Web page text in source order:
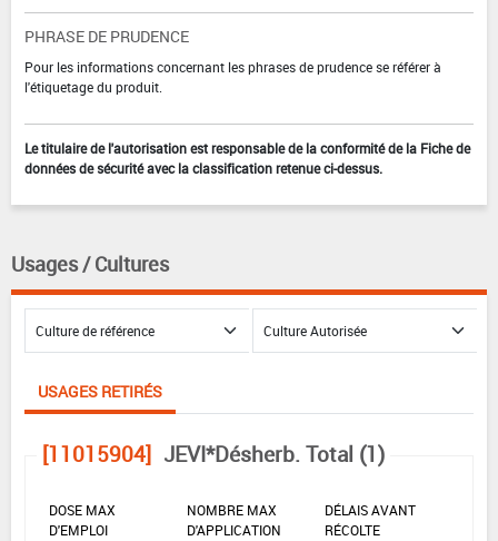
PHRASE DE PRUDENCE
Pour les informations concernant les phrases de prudence se référer à
l'étiquetage du produit.
Le titulaire de l'autorisation est responsable de la conformité de la Fiche de
données de sécurité avec la classification retenue ci-dessus.
Usages / Cultures
USAGES RETIRÉS
[11015904] JEVI*Désherb. Total (1)
DOSE MAX
D'EMPLOI
NOMBRE MAX
D'APPLICATION
DÉLAIS AVANT
RÉCOLTE